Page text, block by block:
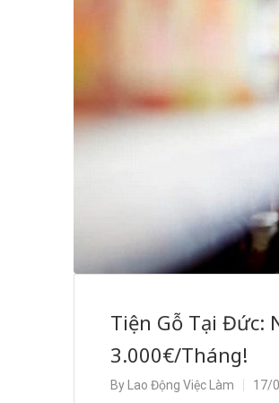
Tiện Gỗ Tại Đức:
3.000€/Tháng!
By Lao Động Việc Làm 17/